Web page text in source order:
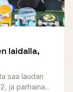
laidalla,
saa laudan
ja parhaina...